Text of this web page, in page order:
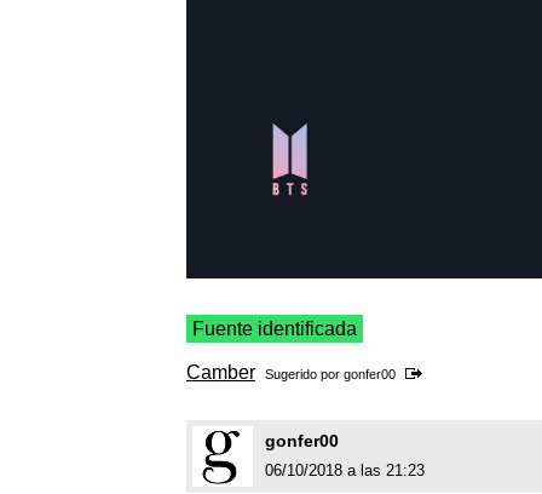
Fuente identificada
Camber Sugerido por gonfer00
gonfer00
06/10/2018 a las 21:23